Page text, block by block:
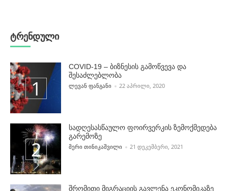
ტრენდული
COVID-19 – ბიზნესის გამოწვევა და
შესაძლებლობა
POSTED BY
ᲚᲔᲕᲐᲜ ᲤᲐᲜᲒᲐᲜᲘ 22 ᲐᲞᲠᲘᲚᲘ, 2020
სადღესასწაულო ფოირვერკის ზემოქმედება
გარემოზე
POSTED BY
ᲛᲔᲠᲘ ᲗᲘᲜᲘᲙᲐᲨᲕᲘᲚᲘ 21 ᲓᲔᲙᲔᲛᲑᲔᲠᲘ, 2021
შრომითი მიგრაციის გავლენა ეკონომიკაზე